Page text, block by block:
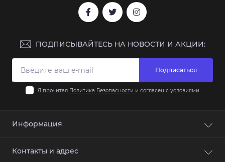
ПОДПИСЫВАЙТЕСЬ НА НОВОСТИ И АКЦИИ:
Подписаться
Я прочитал Политика Безопасности и согласен с условиями
Информация
О компании
Контакты и адрес